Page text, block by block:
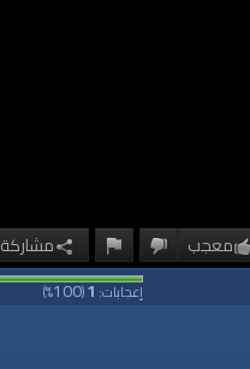
معجب مشاركة
إعجابات:1
(
100
%)